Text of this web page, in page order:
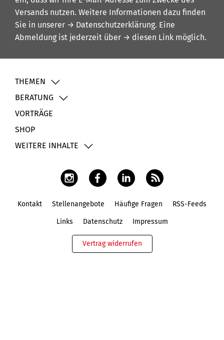
Versands nutzen. Weitere Informationen dazu finden
Sie in unserer → Datenschutzerklärung. Eine
Abmeldung ist jederzeit über → diesen Link möglich.
THEMEN
BERATUNG
VORTRÄGE
SHOP
WEITERE INHALTE
Kontakt Stellenangebote Häufige Fragen RSS-Feeds
Links Datenschutz Impressum
Vertrag widerrufen